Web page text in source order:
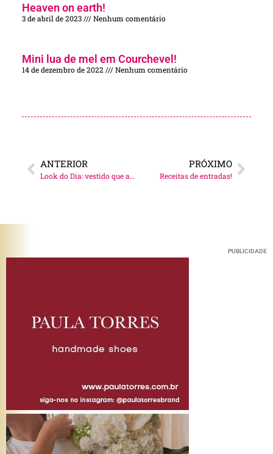
Heaven on earth!
3 de abril de 2023 Nenhum comentário
Mini lua de mel em Courchevel!
14 de dezembro de 2022 Nenhum comentário
ANTERIOR
Look do Dia: vestido que amo!
PRÓXIMO
Receitas de entradas!
PUBLICIDADE